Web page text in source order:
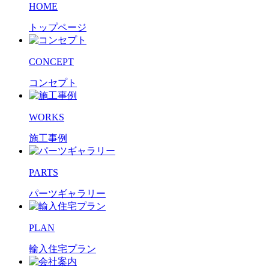
HOME
トップページ
CONCEPT
コンセプト
WORKS
施工事例
PARTS
パーツギャラリー
PLAN
輸入住宅プラン